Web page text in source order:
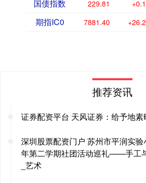
国债指数 229.81
期指IC0 7881.40
推荐资讯
证券配资平台 天风证券：给予地
深圳股票配资门户 苏州市平润实
年第二学期社团活动巡礼——手工
_艺术